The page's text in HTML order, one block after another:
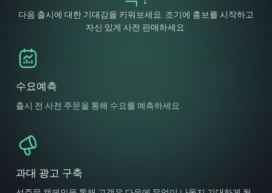
다음 출시에 대한 기대감을 키워보세요. 조기에 홍보를 시작하고
자신 있게 사전 판매하세요.
수요예측
출시 전 사전 주문을 통해 수요를 예측하세요.
과대 광고 구축